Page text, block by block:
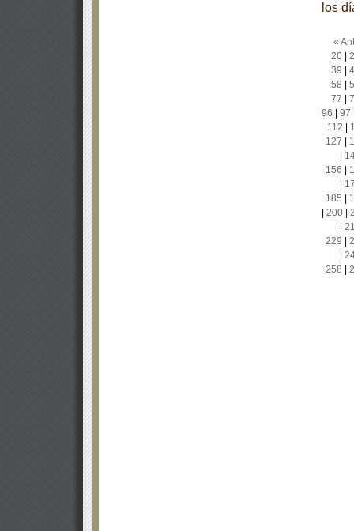
los
«
20|
39
58
77
96
97
112
127
156
185
200|
229
258